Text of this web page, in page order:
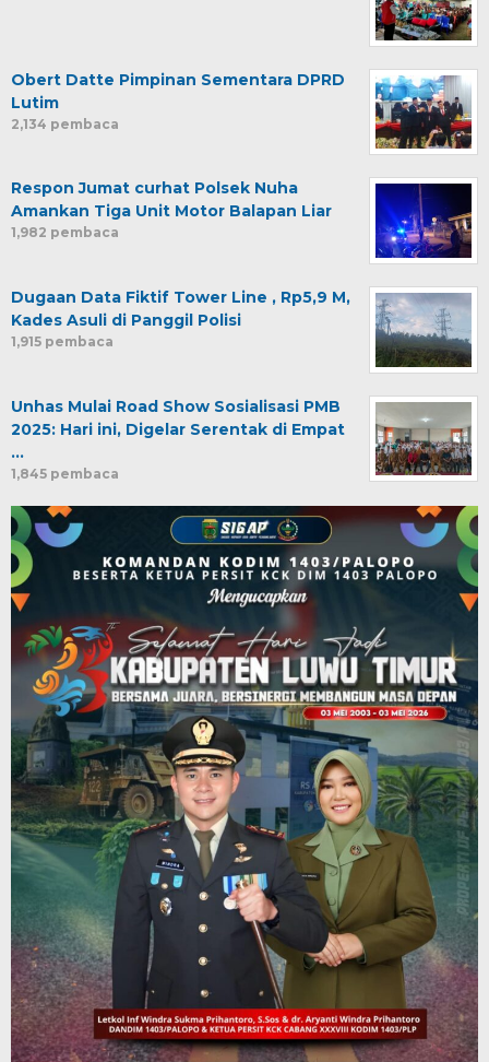
Obert Datte Pimpinan Sementara DPRD
Lutim
2,134 pembaca
Respon Jumat curhat Polsek Nuha
Amankan Tiga Unit Motor Balapan Liar
1,982 pembaca
Dugaan Data Fiktif Tower Line , Rp5,9 M,
Kades Asuli di Panggil Polisi
1,915 pembaca
Unhas Mulai Road Show Sosialisasi PMB
2025: Hari ini, Digelar Serentak di Empat
…
1,845 pembaca